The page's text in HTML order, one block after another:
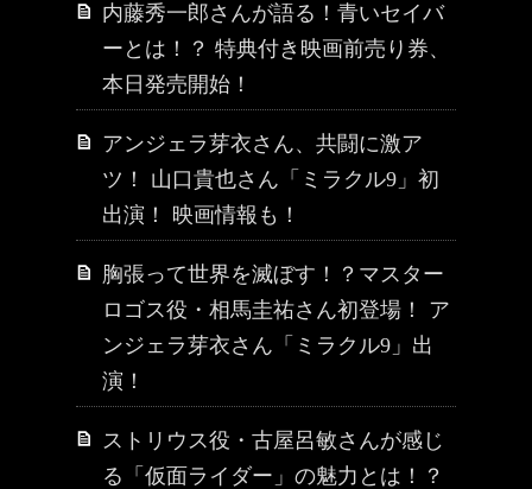
内藤秀一郎さんが語る！青いセイバ
ーとは！？ 特典付き映画前売り券、
本日発売開始！
アンジェラ芽衣さん、共闘に激ア
ツ！ 山口貴也さん「ミラクル9」初
出演！ 映画情報も！
胸張って世界を滅ぼす！？マスター
ロゴス役・相馬圭祐さん初登場！ ア
ンジェラ芽衣さん「ミラクル9」出
演！
ストリウス役・古屋呂敏さんが感じ
る「仮面ライダー」の魅力とは！？